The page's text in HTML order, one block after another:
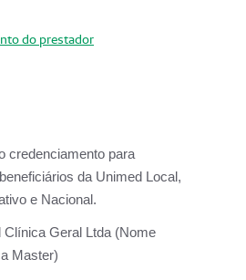
do prestador
credenciamento para
da Unimed Local,
e Nacional.
Clínica Geral Ltda (Nome
Master)